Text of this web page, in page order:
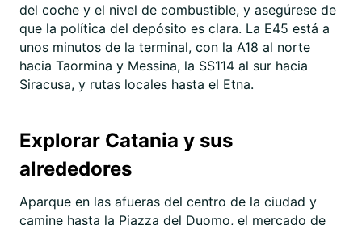
del coche y el nivel de combustible, y asegúrese de
que la política del depósito es clara. La E45 está a
unos minutos de la terminal, con la A18 al norte
hacia Taormina y Messina, la SS114 al sur hacia
Siracusa, y rutas locales hasta el Etna.
Explorar Catania y sus
alrededores
Aparque en las afueras del centro de la ciudad y
camine hasta la Piazza del Duomo, el mercado de